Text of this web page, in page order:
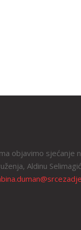
objavimo sjećanje
Aldinu